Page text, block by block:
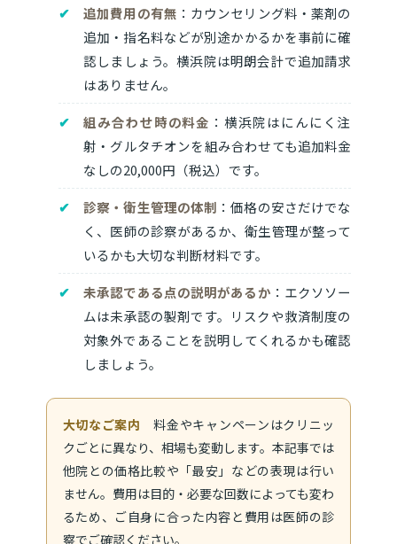
追加費用の有無 ：カウンセリング料・薬剤の
追加・指名料などが別途かかるかを事前に確
認しましょう。横浜院は明朗会計で追加請求
はありません。
組み合わせ時の料金 ：横浜院はにんにく注
射・グルタチオンを組み合わせても追加料金
なしの20,000円（税込）です。
診察・衛生管理の体制 ：価格の安さだけでな
く、医師の診察があるか、衛生管理が整って
いるかも大切な判断材料です。
未承認である点の説明があるか ：エクソソー
ムは未承認の製剤です。リスクや救済制度の
対象外であることを説明してくれるかも確認
しましょう。
大切なご案内 料金やキャンペーンはクリニッ
クごとに異なり、相場も変動します。本記事では
他院との価格比較や「最安」などの表現は行い
ません。費用は目的・必要な回数によっても変わ
るため、ご自身に合った内容と費用は医師の診
察でご確認ください。